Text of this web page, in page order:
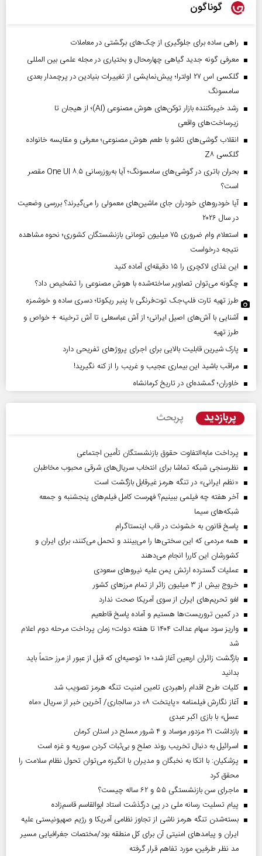
گوناگون
راهی ساده برای جلوگیری از چک‌های برگشتی در معاملات
معرفی گونه جدید گیاهی چهارمحال و بختیاری در مجله علمی بین المللی
گلکسی اس ۲۷ اولترا؛ پیش‌نمایشی از تغییرات بنیادین در پرچمدار بعدی
سامسونگ
رشد خیره‌کننده بازار توکن‌های هوش مصنوعی (AI)؛ از هیجان تا
زیرساخت‌های واقعی
انقلاب گوشی‌های تاشو‌ با طعم هوش مصنوعی؛ معرفی و مقایسه خانواده
گلکسی Z۸
بحران باتری در گوشی‌های سامسونگ؛ آیا به‌روزرسانی One UI ۸.۵ مقصر
است؟
آیا خودروهای خودران جای ماشین‌های معمولی را می‌گیرند؟ بررسی وضعیت
در سال ۲۰۲۶
استعلام وام ضروری ۷۵ میلیون تومانی بازنشستگان کشوری؛ نحوه مشاهده
نتیجه درخواست
این غذای لاکچری را ۱۵ دقیقه‌ای آماده کنید
چگونه می‌توان تصاویر ساخته‌شده با هوش مصنوعی را تشخیص داد؟
طرز تهیه تارت فلپ‌جک توت‌فرنگی با پنیر ریکوتا؛ دسری ساده و خوشمزه
آشنایی با آش‌های اصیل ایرانی؛ از آش عباسعلی تا آش ترخینه + خواص و
طرز تهیه
پارک شیرین قابلیت‌ بالایی برای اجرای پروژهای تفریحی دارد
مراقب باشید این بیماری عجیب و غریب را از کنه نگیرید!
خاوران؛ گمشده‌ای در تاریخ کرمانشاه
پربازدید پربحث
پرداخت مابه‌التفاوت حقوق بازنشستگان تأمین اجتماعی
نظرسنجی شبکه تماشا برای انتخاب سریال‌های شرقی محبوب مخاطبان
«نظم ایرانی» در تنگه هرمز غیرقابل بازگشت است
آخر هفته چه فیلمی ببینیم؟ فهرست کامل فیلم‌های پنجشنبه و جمعه
شبکه‌های سیما
پاسخ قانون به خشونت در قاب اینستاگرام
همه مردمی که این سختی‌ها را می‌بینند و تحمل می‌کنند، برای ایران و
کشورشان این کاررا انجام می‌دهند
عملیات گسترده ارتش یمن علیه نیروهای سعودی
خروج بیش از ۳ میلیون زائر از تمام مرز‌های کشور
لغو تحریم‌های ایران از سوی آمریکا صحت ندارد
در کمین تروریست‌ها هستیم و آماده پاسخ قاطعیم
واریز سود سهام عدالت ۱۴۰۴ تا هفته دولت؛ زمان پرداخت مرحله دوم اعلام
شد
بازگشت زائران اربعین آغاز شد؛ ۱۰ توصیه‌ای که قبل از عبور از مرز حتماً باید
بدانید
کلیات طرح اقدام راهبردی تامین امنیت تنگه هرمز تصویب شد
آغاز نگارش فیلمنامه «پایتخت ۸» در سالجاری/ آخرین خبر از سریال «ماه
عسل» با بازی اکبر عبدی
بازداشت ۲۱ مزدور موساد و ۴ شرور مسلح در استان کرمان
اسرائیل به دنبال تخریب روند صلح و بی‌ثبات کردن سوریه و غزه است
پزشکیان: با اتکا به نخبگان و مدیران با انگیزه می‌توان تحول نظام سلامت را
محقق کرد
ماجرای سن بازنشستگی ۵۵ و ۶۲ ساله چیست؟
پیام تسلیت رسانه ملی در پی درگذشت استاد ابوالقاسم قاسم‌زاده
بسته‌شدن تنگه هرمز ناشی از تجاوز نظامی آمریکا و رژیم صهیونیستی علیه
ایران و پیامد‌های امنیتی آن برای کل منطقه بود/مختصات جغرافیایی مسیر
مد نظر طرفین، مورد تفاهم قرار گرفته